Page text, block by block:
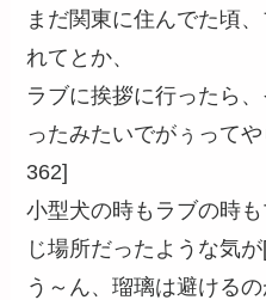
まだ関東に住んでた頃
れてとか、
ラブに挨拶に行ったら
ったみたいでがぅって
362]
小型犬の時もラブの時
じ場所だったような気
う～ん、瑠璃は避ける